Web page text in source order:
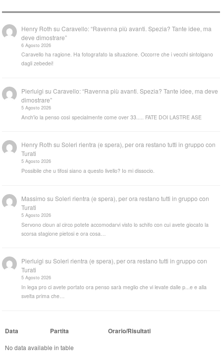
Henry Roth suCaravello: “Ravenna più avanti. Spezia? Tante idee, ma
deve dimostrare”
6 Agosto 2026
Caravello ha ragione. Ha fotografato la situazione. Occorre che i vecchi sintolgano
dagli zebedei!
Pierluigi suCaravello: “Ravenna più avanti. Spezia? Tante idee, ma deve
dimostrare”
5 Agosto 2026
Anch'io la penso così specialmente come over 33..... FATE DOI LASTRE ASE
Henry Roth suSoleri rientra (e spera), per ora restano tutti in gruppo con
Turati
5 Agosto 2026
Possibile che u tifosi siano a questo livello? Io mi dissocio.
Massimo suSoleri rientra (e spera), per ora restano tutti in gruppo con
Turati
5 Agosto 2026
Servono cloun al circo potete accomodarvi visto lo schifo con cui avete giocato la
scorsa stagione pietosi e ora cosa…
Pierluigi suSoleri rientra (e spera), per ora restano tutti in gruppo con
Turati
5 Agosto 2026
In lega pro ci avete portato ora penso sarà meglio che vi levate dalle p...e e alla
svelta prima che…
Data Partita Orario/Risultati
No data available in table